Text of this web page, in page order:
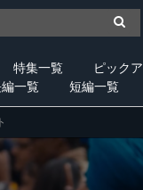
特集一覧 ピック
一覧 短編一覧